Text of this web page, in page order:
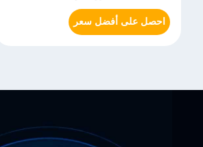
احصل على أفضل سعر